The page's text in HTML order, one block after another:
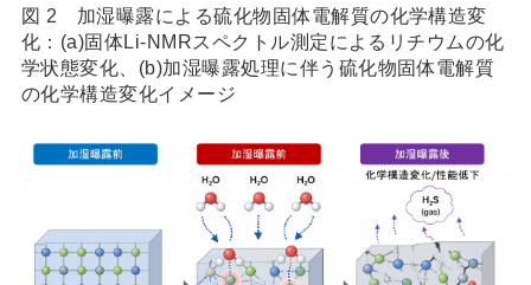
図 2 加湿曝露による硫化物固体電解質の化学構造変
化：(a)固体Li-NMRスペクトル測定によるリチウムの化
学状態変化、(b)加湿曝露処理に伴う硫化物固体電解質
の化学構造変化イメージ